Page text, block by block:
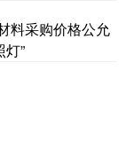
料采购价格公允
灯”